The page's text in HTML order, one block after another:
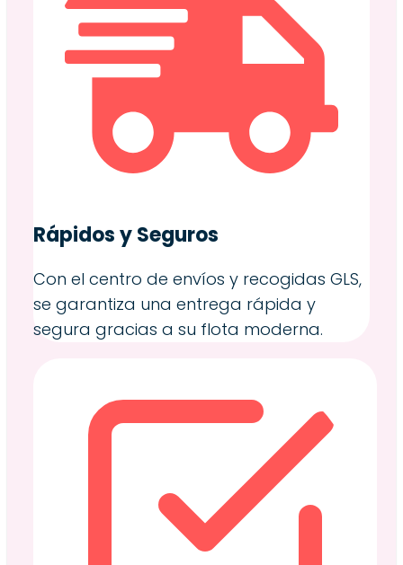
Rápidos y Seguros
Con el centro de envíos y recogidas GLS,
se garantiza una entrega rápida y
segura gracias a su flota moderna.